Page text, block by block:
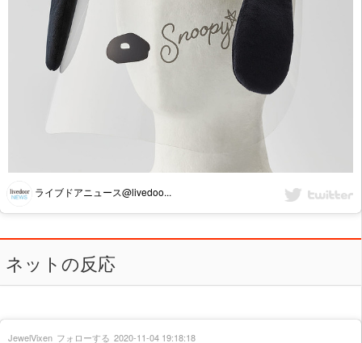
ライブドアニュース@livedoo...
ネットの反応
JewelVixen フォローする 2020-11-04 19:18:18